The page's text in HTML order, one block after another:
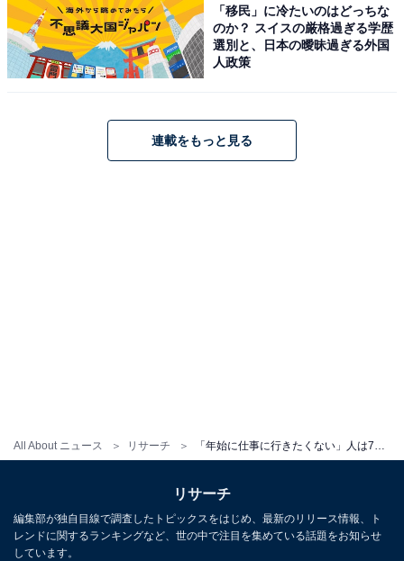
All About ニュース リサーチ
「移民」に冷たいのはどっちな
のか？ スイスの厳格過ぎる学歴
選別と、日本の曖昧過ぎる外国
人政策
連載をもっと見る
リサーチ
編集部が独自目線で調査したトピックスをはじめ、最新のリリース情報、ト
レンドに関するランキングなど、世の中で注目を集めている話題をお知らせ
しています。